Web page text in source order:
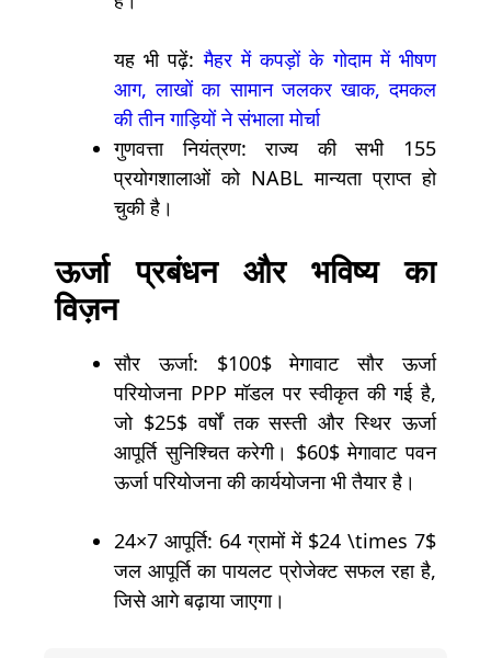
यह भी पढ़ें: मैहर में कपड़ों के गोदाम में भीषण
आग, लाखों का सामान जलकर खाक, दमकल
की तीन गाड़ियों ने संभाला मोर्चा
गुणवत्ता नियंत्रण: राज्य की सभी 155
प्रयोगशालाओं को NABL मान्यता प्राप्त हो
चुकी है।
ऊर्जा प्रबंधन और भविष्य का
विज़न
सौर ऊर्जा: $100$मेगावाट सौर ऊर्जा
परियोजना PPP मॉडल पर स्वीकृत की गई है,
जो $25$वर्षों तक सस्ती और स्थिर ऊर्जा
आपूर्ति सुनिश्चित करेगी। $60$मेगावाट पवन
ऊर्जा परियोजना की कार्ययोजना भी तैयार है।
24×7 आपूर्ति: 64 ग्रामों में $24 \times 7$
जल आपूर्ति का पायलट प्रोजेक्ट सफल रहा है,
जिसे आगे बढ़ाया जाएगा।